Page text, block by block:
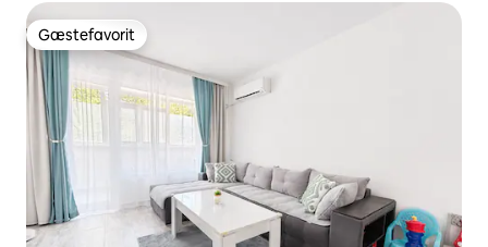
Gæstefavorit
Gæstefavorit